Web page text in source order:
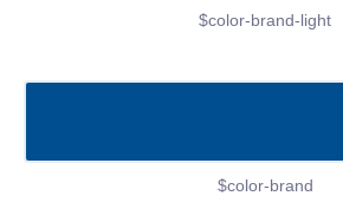
$color-brand-light
$color-brand